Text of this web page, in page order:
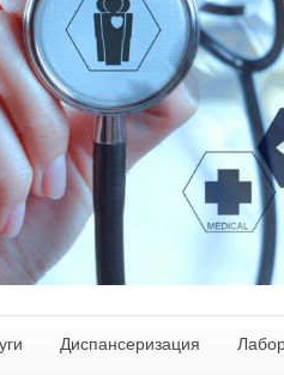
Диспансеризация